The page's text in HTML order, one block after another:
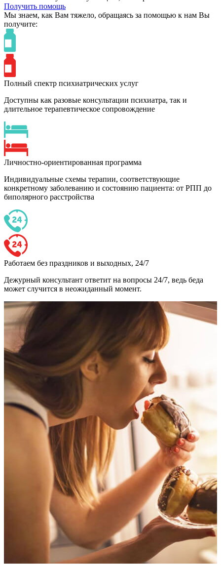
Получить помощь
Мы знаем, как Вам тяжело, обращаясь за помощью к нам Вы
получите:
Полный спектр психиатрических услуг
Доступны как разовые консультации психиатра, так и
длительное терапевтическое сопровождение
Личностно-ориентированная программа
Индивидуальные схемы терапии, соответствующие
конкретному заболеванию и состоянию пациента: от РПП до
биполярного расстройства
Работаем без праздников и выходных, 24/7
Дежурный консультант ответит на вопросы 24/7, ведь беда
может случится в неожиданный момент.